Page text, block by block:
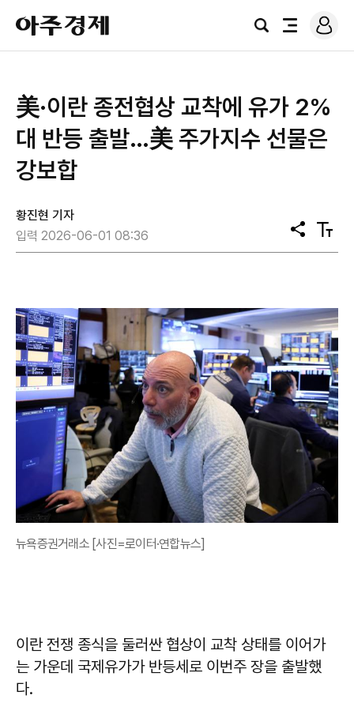
아
주
경
검
전
로
그
美·이란 종전협상 교착에 유가 2%
대 반등 출발…美 주가지수 선물은
강보합
황진현 기자
입력 2026-06-01 08:36
공
유
텍
스
뉴욕증권거래소 [사진=로이터·연합뉴스]
이란 전쟁 종식을 둘러싼 협상이 교착 상태를 이어가
는 가운데 국제유가가 반등세로 이번주 장을 출발했
다.